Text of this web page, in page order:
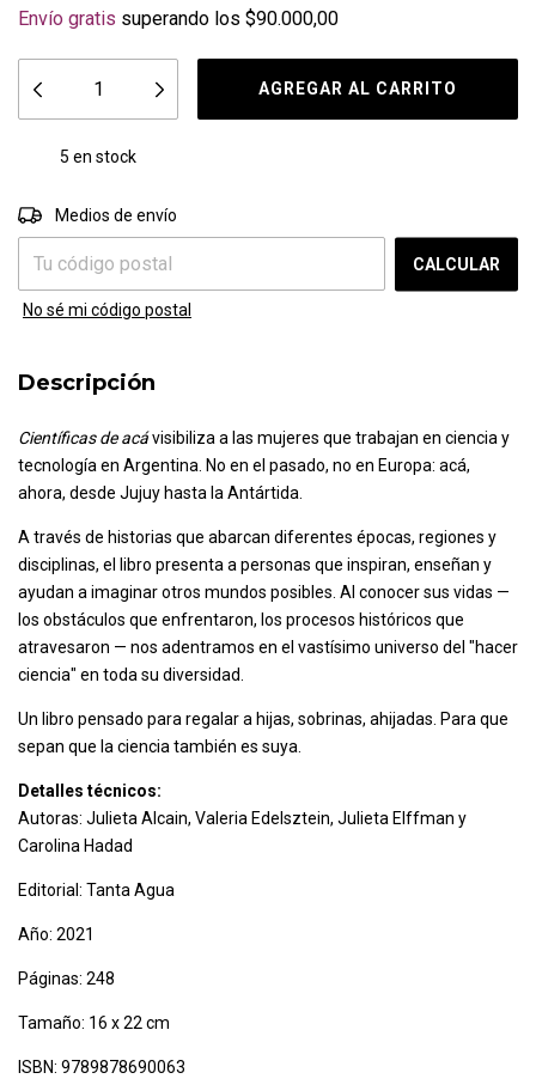
Envío gratis superando los $90.000,00
5 en stock
Entregas para el CP:
Medios de envío
CALCULAR
No sé mi código postal
Descripción
Científicas de acávisibiliza a las mujeres que trabajan en ciencia y
tecnología en Argentina. No en el pasado, no en Europa: acá,
ahora, desde Jujuy hasta la Antártida.
A través de historias que abarcan diferentes épocas, regiones y
disciplinas, el libro presenta a personas que inspiran, enseñan y
ayudan a imaginar otros mundos posibles. Al conocer sus vidas —
los obstáculos que enfrentaron, los procesos históricos que
atravesaron — nos adentramos en el vastísimo universo del "hacer
ciencia" en toda su diversidad.
Un libro pensado para regalar a hijas, sobrinas, ahijadas. Para que
sepan que la ciencia también es suya.
Detalles técnicos:
Autoras: Julieta Alcain, Valeria Edelsztein, Julieta Elffman y
Carolina Hadad
Editorial: Tanta Agua
Año: 2021
Páginas: 248
Tamaño: 16 x 22 cm
ISBN: 9789878690063